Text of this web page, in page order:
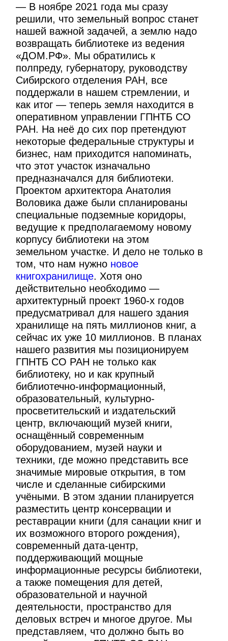
— В ноябре 2021 года мы сразу
решили, что земельный вопрос станет
нашей важной задачей, а землю надо
возвращать библиотеке из ведения
«ДОМ.РФ». Мы обратились к
полпреду, губернатору, руководству
Сибирского отделения РАН, все
поддержали в нашем стремлении, и
как итог — теперь земля находится в
оперативном управлении ГПНТБ СО
РАН. На неё до сих пор претендуют
некоторые федеральные структуры и
бизнес, нам приходится напоминать,
что этот участок изначально
предназначался для библиотеки.
Проектом архитектора Анатолия
Воловика даже были спланированы
специальные подземные коридоры,
ведущие к предполагаемому новому
корпусу библиотеки на этом
земельном участке. И дело не только в
том, что нам нужно новое
книгохранилище. Хотя оно
действительно необходимо —
архитектурный проект 1960-х годов
предусматривал для нашего здания
хранилище на пять миллионов книг, а
сейчас их уже 10 миллионов. В планах
нашего развития мы позиционируем
ГПНТБ СО РАН не только как
библиотеку, но и как крупный
библиотечно-информационный,
образовательный, культурно-
просветительский и издательский
центр, включающий музей книги,
оснащённый современным
оборудованием, музей науки и
техники, где можно представить все
значимые мировые открытия, в том
числе и сделанные сибирскими
учёными. В этом здании планируется
разместить центр консервации и
реставрации книги (для санации книг и
их возможного второго рождения),
современный дата-центр,
поддерживающий мощные
информационные ресурсы библиотеки,
а также помещения для детей,
образовательной и научной
деятельности, пространство для
деловых встреч и многое другое. Мы
представляем, что должно быть во